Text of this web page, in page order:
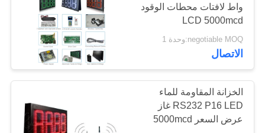
مدونة
اطلب
اقتباس
VR
عرض LED تأجير
المرحلة
95
واط لافتات محطات الوقود
LCD 5000mcd
negotiable MOQ:وحدة 1
الاتصال
الخزانة المقاومة للماء
RS232 P16 LED غاز
عرض السعر 5000mcd